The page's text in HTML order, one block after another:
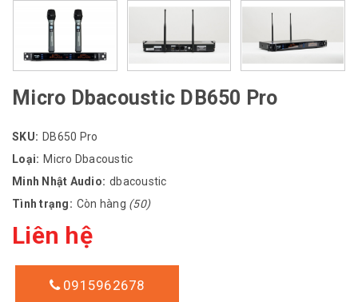
Micro Dbacoustic DB650 Pro
SKU: DB650 Pro
Loại: Micro Dbacoustic
Minh Nhật Audio: dbacoustic
Tình trạng: Còn hàng (50)
Liên hệ
0915962678